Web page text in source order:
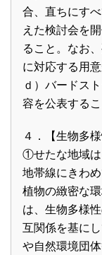
合、直ちにす
えた検討会を
ること。なお
に対応する用意
ｄ）バードス
容を公表するこ
４．【生物多
①せたな地域は
地帯線にきわ
植物の緻密な
は、生物多様
互関係を基に
や自然環境団